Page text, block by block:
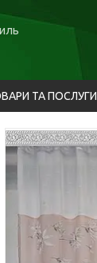
ТА ПОСЛУГИ